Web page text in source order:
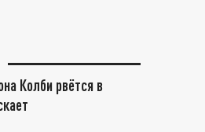
Колби рвётся в